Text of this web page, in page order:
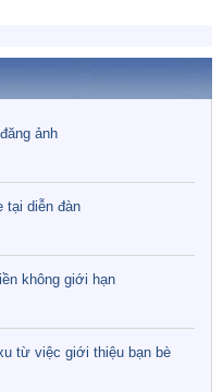
ảnh
tại diễn đàn
không giới hạn
từ việc giới thiệu bạn bè